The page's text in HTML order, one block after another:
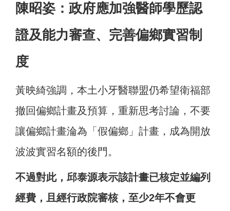
陳昭姿：政府應加強醫師學歷認
證及能力審查、完善偏鄉實習制
度
黃映綺強調，本土小牙醫聯盟仍希望衛福部
撤回偏鄉計畫及預算，重新思考討論，不要
讓偏鄉計畫淪為「假偏鄉」計畫，成為開放
波波實習名額的後門。
不過對此，邱泰源表示該計畫已核定並編列
經費，且經行政院審核，至少2年不會更